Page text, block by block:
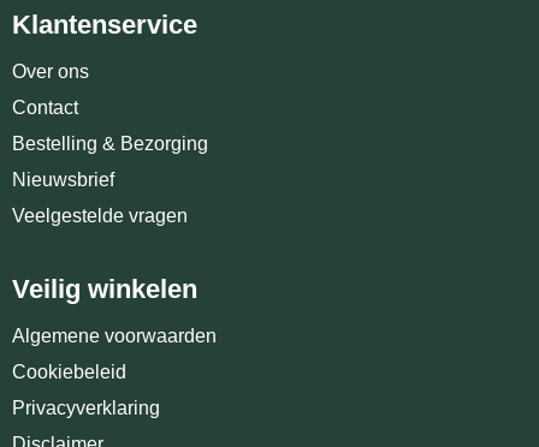
Klantenservice
Over ons
Contact
Bestelling & Bezorging
Nieuwsbrief
Veelgestelde vragen
Veilig winkelen
Algemene voorwaarden
Cookiebeleid
Privacyverklaring